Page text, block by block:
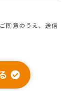
同意のうえ、送信